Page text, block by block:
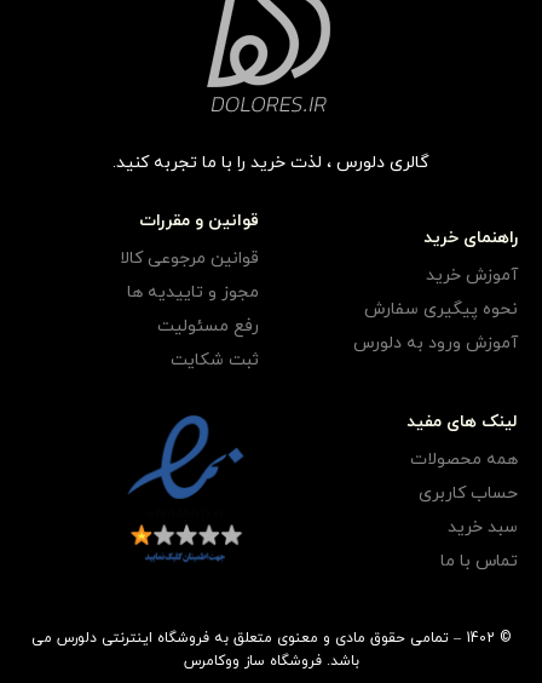
گالری دلورس ، لذت خرید را با ما تجربه کنید.
راهنمای خرید
آموزش خرید
نحوه پیگیری سفارش
آموزش ورود به دلورس
قوانین و مقررات
قوانین مرجوعی کالا
مجوز و تاییدیه ها
رفع مسئولیت
ثبت شکایت
لینک های مفید
همه محصولات
حساب کاربری
سبد خرید
تماس با ما
© 1402 – تمامی حقوق مادی و معنوی متعلق به فروشگاه اینترنتی دلورس می
باشد.فروشگاه ساز ووکامرس